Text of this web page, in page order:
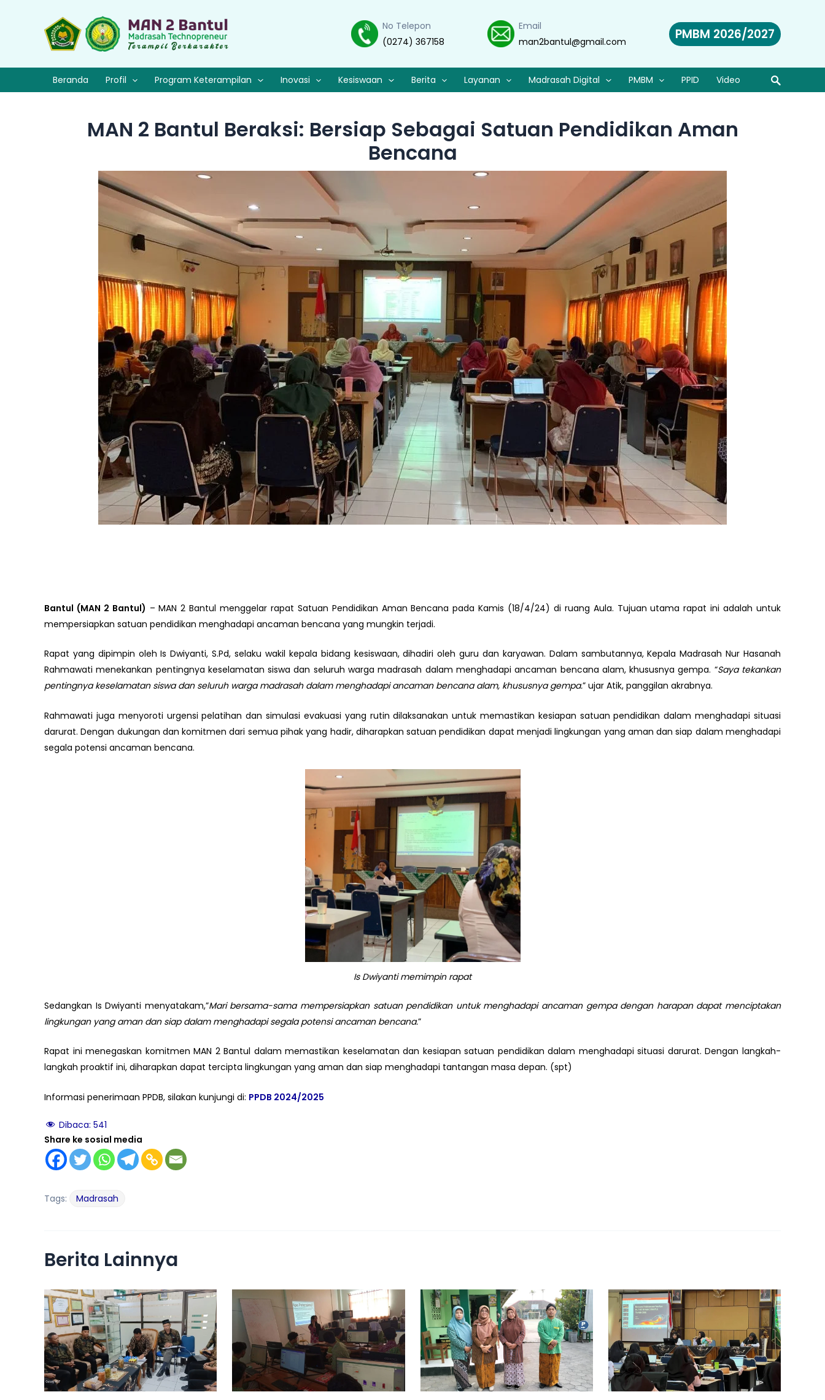
No Telepon
(0274) 367158
Email
man2bantul@gmail.com
PMBM 2026/2027
Beranda Profil Program Keterampilan Inovasi Kesiswaan Berita Layanan Madrasah Digital PMBM PPID Video
MAN 2 Bantul Beraksi: Bersiap Sebagai Satuan Pendidikan Aman
Bencana
Bantul (MAN 2 Bantul) – MAN 2 Bantul menggelar rapat Satuan Pendidikan Aman Bencana pada Kamis (18/4/24) di ruang Aula. Tujuan utama rapat ini adalah untuk
mempersiapkan satuan pendidikan menghadapi ancaman bencana yang mungkin terjadi.
Rapat yang dipimpin oleh Is Dwiyanti, S.Pd, selaku wakil kepala bidang kesiswaan, dihadiri oleh guru dan karyawan. Dalam sambutannya, Kepala Madrasah Nur Hasanah
Rahmawati menekankan pentingnya keselamatan siswa dan seluruh warga madrasah dalam menghadapi ancaman bencana alam, khususnya gempa. “Saya tekankan
pentingnya keselamatan siswa dan seluruh warga madrasah dalam menghadapi ancaman bencana alam, khususnya gempa.” ujar Atik, panggilan akrabnya.
Rahmawati juga menyoroti urgensi pelatihan dan simulasi evakuasi yang rutin dilaksanakan untuk memastikan kesiapan satuan pendidikan dalam menghadapi situasi
darurat. Dengan dukungan dan komitmen dari semua pihak yang hadir, diharapkan satuan pendidikan dapat menjadi lingkungan yang aman dan siap dalam menghadapi
segala potensi ancaman bencana.
Is Dwiyanti memimpin rapat
Sedangkan Is Dwiyanti menyatakam,”Mari bersama-sama mempersiapkan satuan pendidikan untuk menghadapi ancaman gempa dengan harapan dapat menciptakan
lingkungan yang aman dan siap dalam menghadapi segala potensi ancaman bencana.”
Rapat ini menegaskan komitmen MAN 2 Bantul dalam memastikan keselamatan dan kesiapan satuan pendidikan dalam menghadapi situasi darurat. Dengan langkah-
langkah proaktif ini, diharapkan dapat tercipta lingkungan yang aman dan siap menghadapi tantangan masa depan. (spt)
Informasi penerimaan PPDB, silakan kunjungi di: PPDB 2024/2025
Dibaca: 541
Share ke sosial media
Tags: Madrasah
Berita Lainnya